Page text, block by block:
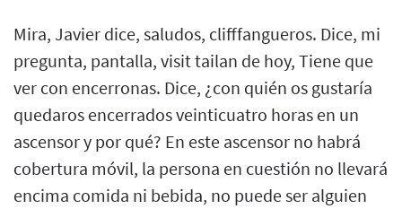
Mira, Javier dice, saludos, clifffangueros. Dice, mi
pregunta, pantalla, visit tailan de hoy, Tiene que
ver con encerronas. Dice, ¿con quién os gustaría
quedaros encerrados veinticuatro horas en un
ascensor y por qué? En este ascensor no habrá
cobertura móvil, la persona en cuestión no llevará
encima comida ni bebida, no puede ser alguien